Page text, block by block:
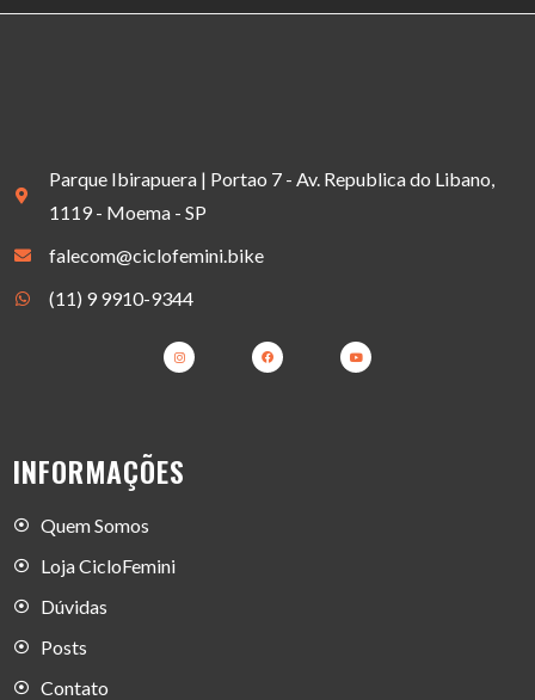
Parque Ibirapuera | Portao 7 - Av. Republica do Libano,
1119 - Moema - SP
falecom@ciclofemini.bike
(11) 9 9910-9344
INFORMAÇÕES
Quem Somos
Loja CicloFemini
Dúvidas
Posts
Contato